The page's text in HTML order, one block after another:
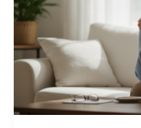
peut-
on
légalement
recevoir
des
appels
de